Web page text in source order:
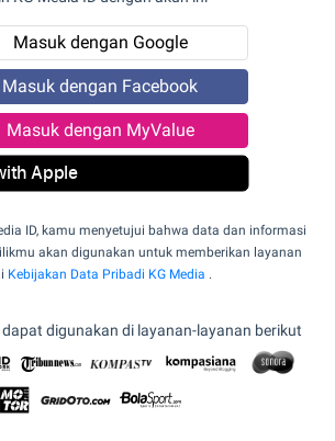
Masuk dengan Google
Masuk dengan Facebook
Masuk dengan MyValue
Apple
ID, kamu menyetujui bahwa data dan informasi
akan digunakan untuk memberikan layanan
Kebijakan Data Pribadi KG Media .
dapat digunakan di layanan-layanan berikut